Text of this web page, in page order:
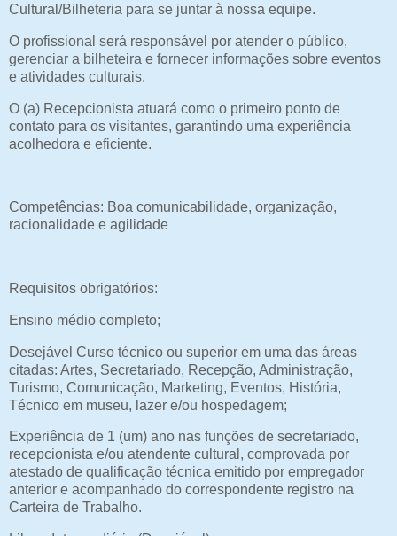
Cultural/Bilheteria para se juntar à nossa equipe.
O profissional será responsável por atender o público,
gerenciar a bilheteira e fornecer informações sobre eventos
e atividades culturais.
O (a) Recepcionista atuará como o primeiro ponto de
contato para os visitantes, garantindo uma experiência
acolhedora e eficiente.
Competências: Boa comunicabilidade, organização,
racionalidade e agilidade
Requisitos obrigatórios:
Ensino médio completo;
Desejável Curso técnico ou superior em uma das áreas
citadas: Artes, Secretariado, Recepção, Administração,
Turismo, Comunicação, Marketing, Eventos, História,
Técnico em museu, lazer e/ou hospedagem;
Experiência de 1 (um) ano nas funções de secretariado,
recepcionista e/ou atendente cultural, comprovada por
atestado de qualificação técnica emitido por empregador
anterior e acompanhado do correspondente registro na
Carteira de Trabalho.